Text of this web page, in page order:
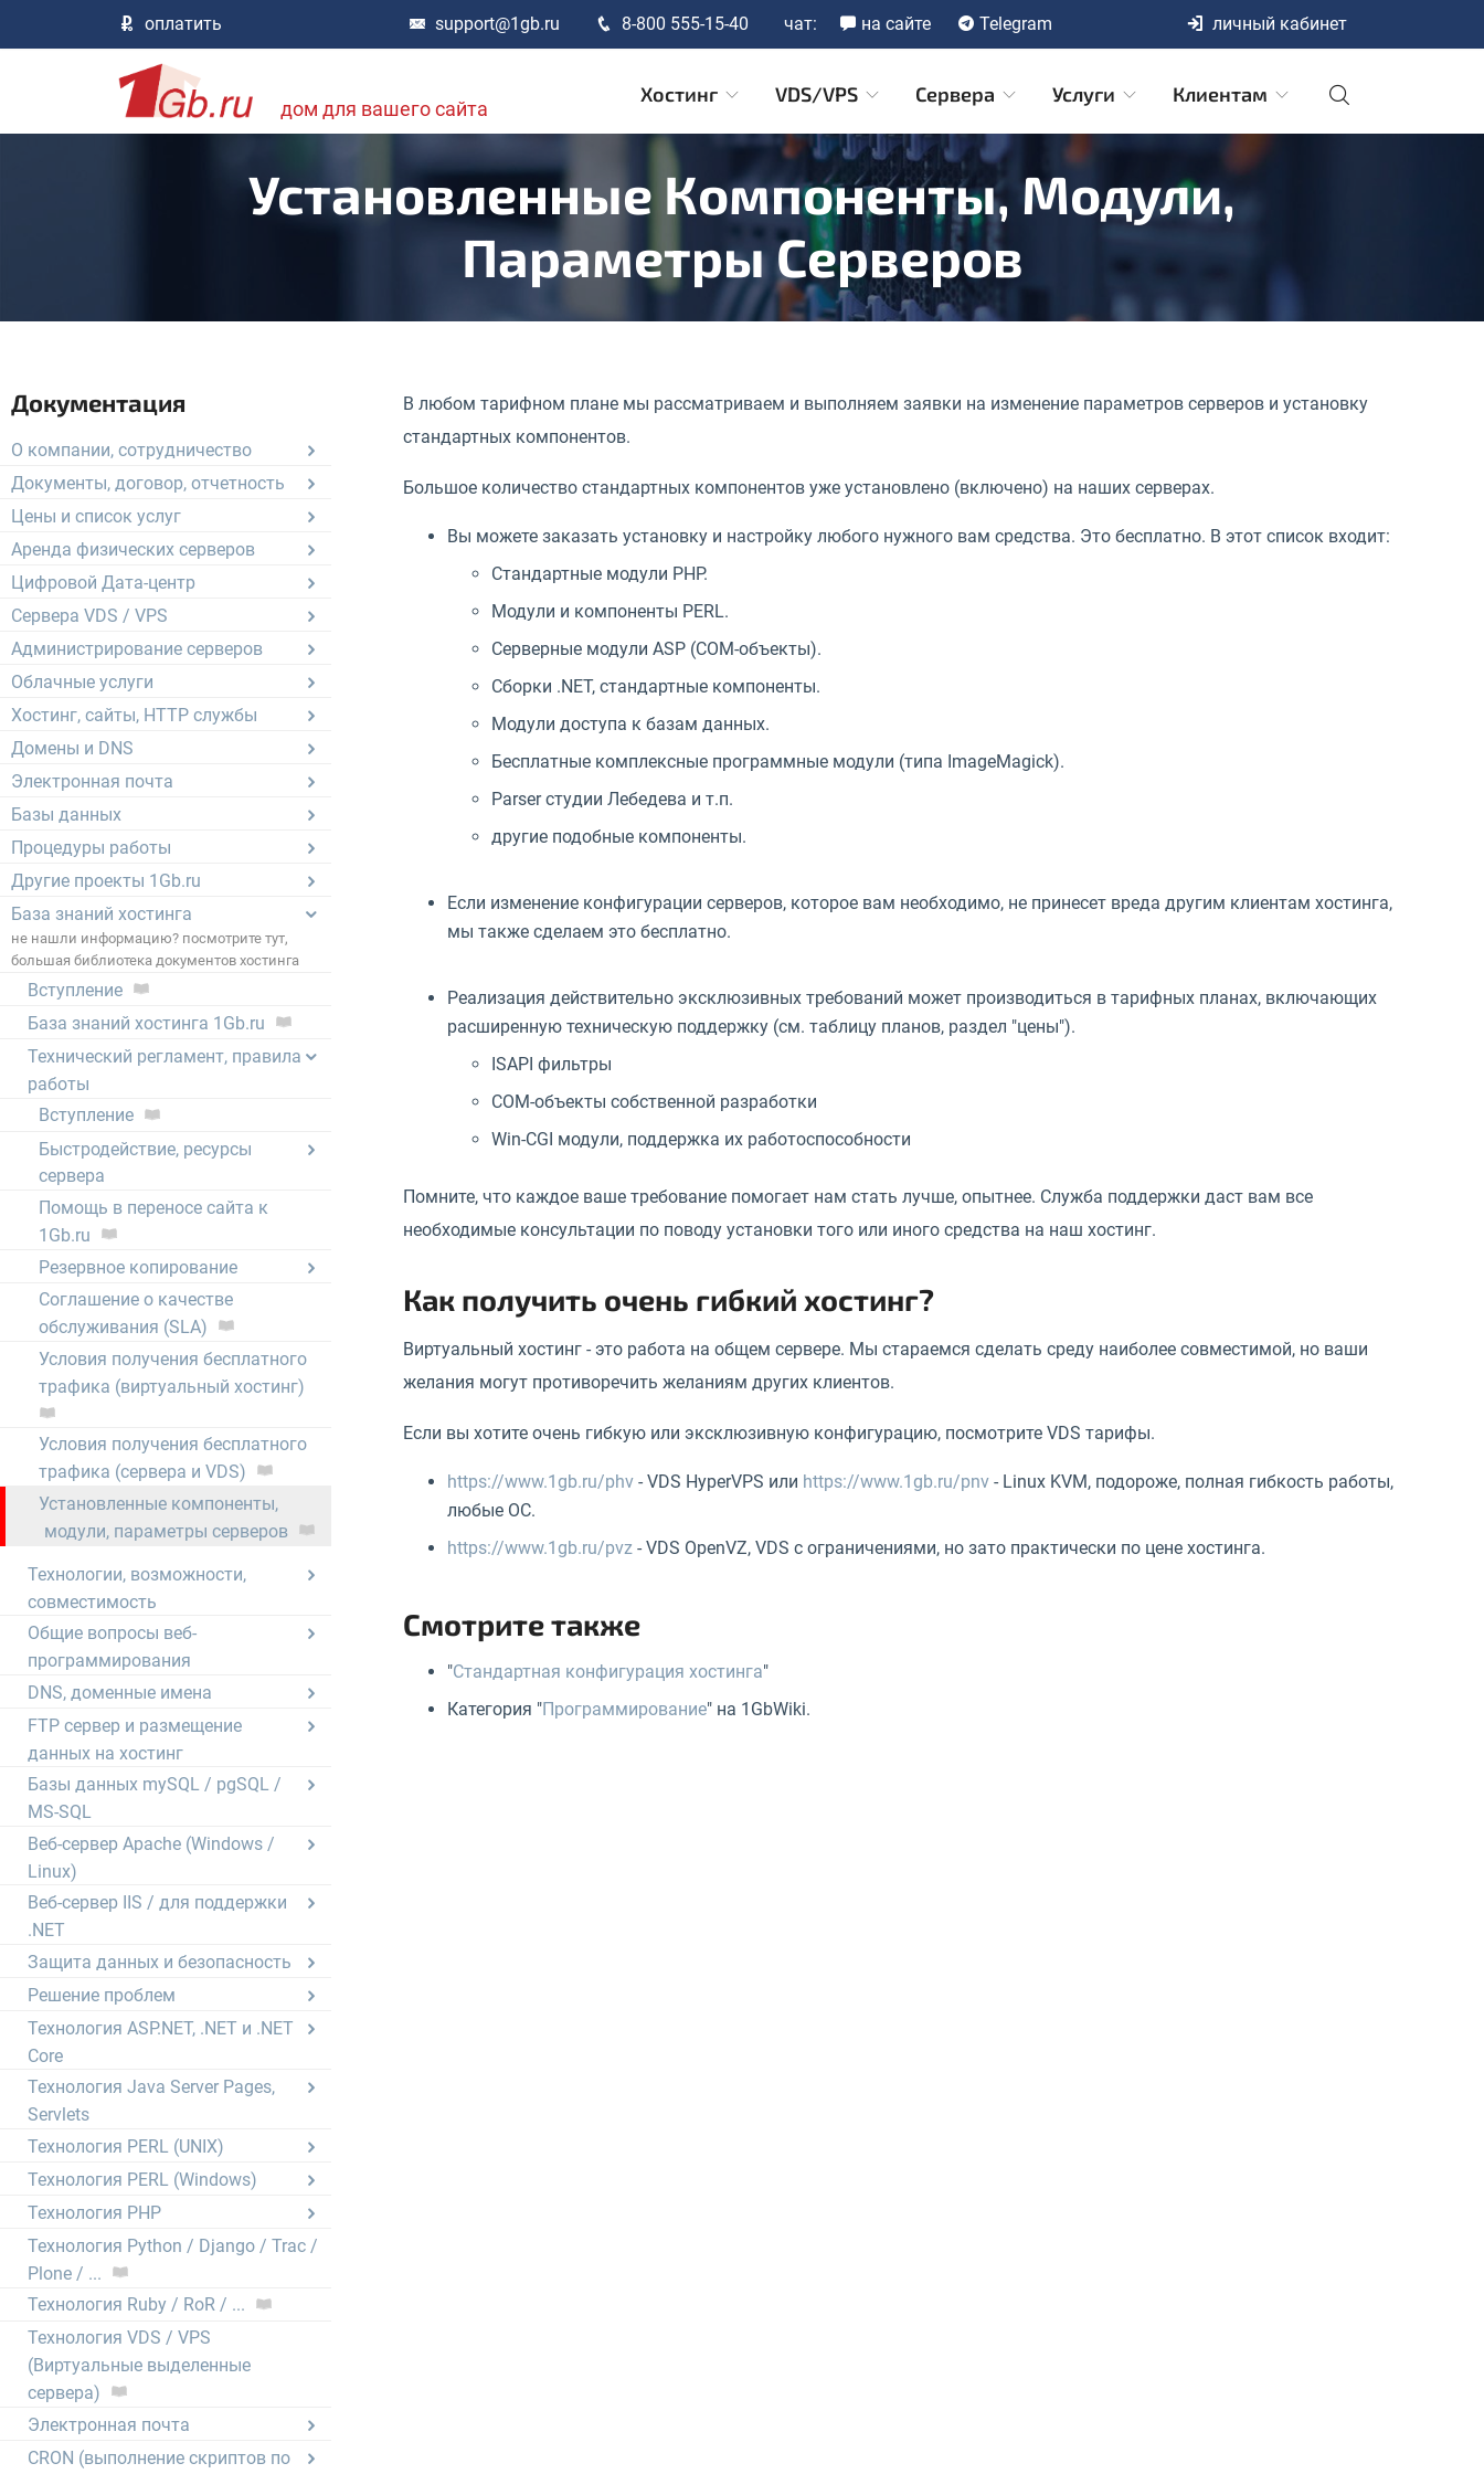
оплатить support@1gb.ru 8-800 555-15-40 чат: на сайте Telegram личный кабинет
дом для вашего сайта
Хостинг VDS/VPS Сервера Услуги Клиентам
Установленные Компоненты, Модули,
Параметры Серверов
Документация
О компании, сотрудничество
Документы, договор, отчетность
Цены и список услуг
Аренда физических серверов
Цифровой Дата-центр
Сервера VDS / VPS
Администрирование серверов
Облачные услуги
Хостинг, сайты, HTTP службы
Домены и DNS
Электронная почта
Базы данных
Процедуры работы
Другие проекты 1Gb.ru
База знаний хостинга
не нашли информацию? посмотрите тут,
большая библиотека документов хостинга
Вступление
База знаний хостинга 1Gb.ru
Технический регламент, правила
работы
Вступление
Быстродействие, ресурсы
сервера
Помощь в переносе сайта к
1Gb.ru
Резервное копирование
Соглашение о качестве
обслуживания (SLA)
Условия получения бесплатного
трафика (виртуальный хостинг)
Условия получения бесплатного
трафика (сервера и VDS)
Установленные компоненты,
модули, параметры серверов
Технологии, возможности,
совместимость
Общие вопросы веб-
программирования
DNS, доменные имена
FTP сервер и размещение
данных на хостинг
Базы данных mySQL / pgSQL /
MS-SQL
Веб-сервер Apache (Windows /
Linux)
Веб-сервер IIS / для поддержки
.NET
Защита данных и безопасность
Решение проблем
Технология ASP.NET, .NET и .NET
Core
Технология Java Server Pages,
Servlets
Технология PERL (UNIX)
Технология PERL (Windows)
Технология PHP
Технология Python / Django / Trac /
Plone / ...
Технология Ruby / RoR / ...
Технология VDS / VPS
(Виртуальные выделенные
сервера)
Электронная почта
CRON (выполнение скриптов по
В любом тарифном плане мы рассматриваем и выполняем заявки на изменение параметров серверов и установку
стандартных компонентов.
Большое количество стандартных компонентов уже установлено (включено) на наших серверах.
Вы можете заказать установку и настройку любого нужного вам средства. Это бесплатно. В этот список входит:
Стандартные модули PHP.
Модули и компоненты PERL.
Серверные модули ASP (COM-объекты).
Сборки .NET, стандартные компоненты.
Модули доступа к базам данных.
Бесплатные комплексные программные модули (типа ImageMagick).
Parser студии Лебедева и т.п.
другие подобные компоненты.
Если изменение конфигурации серверов, которое вам необходимо, не принесет вреда другим клиентам хостинга,
мы также сделаем это бесплатно.
Реализация действительно эксклюзивных требований может производиться в тарифных планах, включающих
расширенную техническую поддержку (см. таблицу планов, раздел "цены").
ISAPI фильтры
COM-объекты собственной разработки
Win-CGI модули, поддержка их работоспособности
Помните, что каждое ваше требование помогает нам стать лучше, опытнее. Служба поддержки даст вам все
необходимые консультации по поводу установки того или иного средства на наш хостинг.
Как получить очень гибкий хостинг?
Виртуальный хостинг - это работа на общем сервере. Мы стараемся сделать среду наиболее совместимой, но ваши
желания могут противоречить желаниям других клиентов.
Если вы хотите очень гибкую или эксклюзивную конфигурацию, посмотрите VDS тарифы.
https://www.1gb.ru/phv - VDS HyperVPS или https://www.1gb.ru/pnv - Linux KVM, подороже, полная гибкость работы,
любые ОС.
https://www.1gb.ru/pvz - VDS OpenVZ, VDS с ограничениями, но зато практически по цене хостинга.
Смотрите также
"Стандартная конфигурация хостинга"
Категория "Программирование" на 1GbWiki.